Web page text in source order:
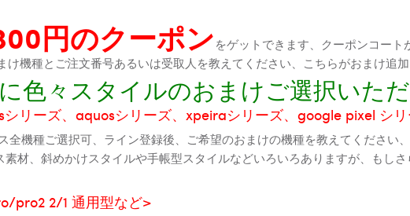
円のクーポンをゲットできます、クーポンコート
機種とご注文番号あるいは受取人を教えてください、こちらがおまけ追
色々スタイルのおまけご選択いた
リーズ、aquosシリーズ、xpeiraシリーズ、google pixel シ
全機種ご選択可、ライン登録後、ご希望のおまけの機種を教えてください
材、斜めかけスタイルや手帳型スタイルなどいろいろありますが、もし
pro2 2/1 通用型など>